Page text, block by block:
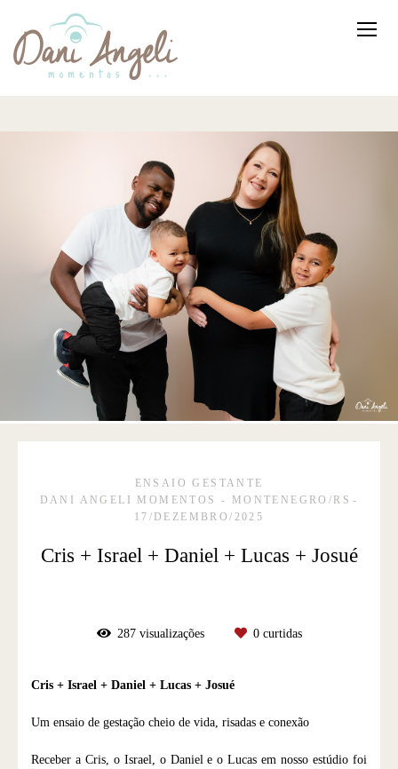
ENSAIO GESTANTE
DANI ANGELI MOMENTOS - MONTENEGRO/RS
17/DEZEMBRO/2025
Cris + Israel + Daniel + Lucas + Josué
287visualizações 0curtidas
Cris + Israel + Daniel + Lucas + Josué
Um ensaio de gestação cheio de vida, risadas e conexão
Receber a Cris, o Israel, o Daniel e o Lucas em nosso estúdio foi